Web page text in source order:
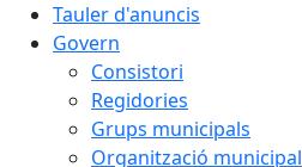
Tauler d'anuncis
Govern
Consistori
Regidories
Grups municipals
Organització municipal